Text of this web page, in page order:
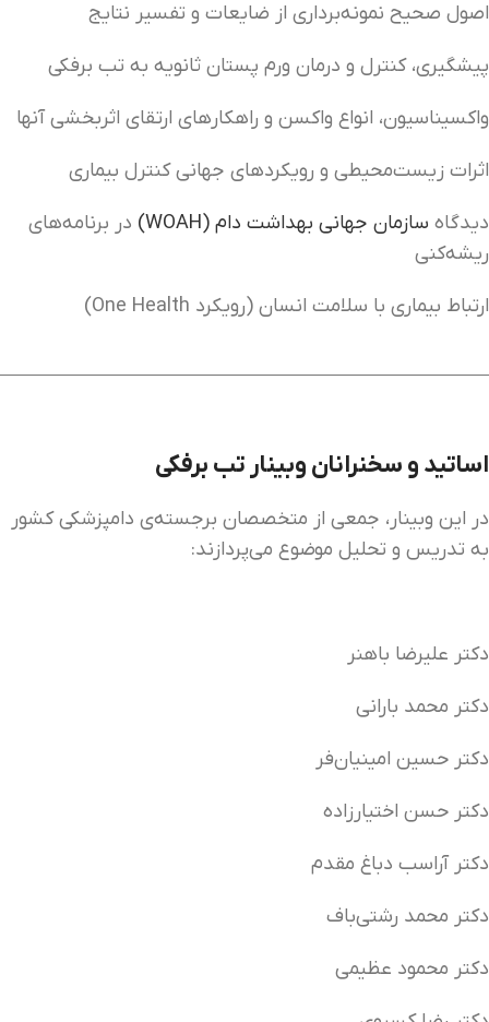
اصول صحیح نمونه‌برداری از ضایعات و تفسیر نتایج
پیشگیری، کنترل و درمان ورم پستان ثانویه به تب برفکی
واکسیناسیون، انواع واکسن و راهکارهای ارتقای اثربخشی آنها
اثرات زیست‌محیطی و رویکردهای جهانی کنترل بیماری
دیدگاه سازمان جهانی بهداشت دام (WOAH)
در برنامه‌های
ریشه‌کنی
ارتباط بیماری با سلامت انسان (رویکرد One Health)
اساتید و سخنرانان وبینار تب برفکی
در این وبینار، جمعی از متخصصان برجسته‌ی دامپزشکی کشور
به تدریس و تحلیل موضوع می‌پردازند:
دکتر علیرضا باهنر
دکتر محمد بارانی
دکتر حسین امینیان‌فر
دکتر حسن اختیارزاده
دکتر آراسب دباغ مقدم
دکتر محمد رشتی‌باف
دکتر محمود عظیمی